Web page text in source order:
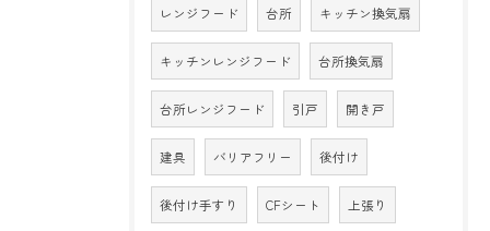
レンジフード 台所 キッチン換気扇
キッチンレンジフード 台所換気扇
台所レンジフード 引戸 開き戸
建具 バリアフリー 後付け
後付け手すり CFシート 上張り